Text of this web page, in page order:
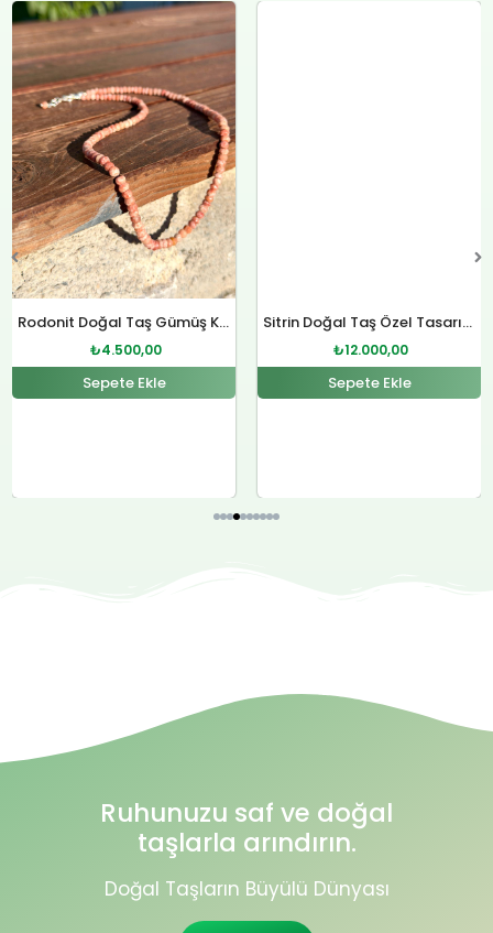
Rodonit Doğal Taş Gümüş Kolye
Orijinal
fiyat:
₺4.800,00.
₺4.500,00
Şu
andaki
fiyat:
₺4.500,00.
Sepete Ekle
Ruhunuzu saf ve doğal
taşlarla arındırın.
Doğal Taşların Büyülü Dünyası